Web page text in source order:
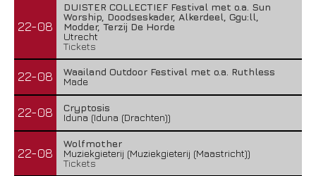
22-08
DUISTER COLLECTIEF Festival met o.a. Sun
Worship, Doodseskader, Alkerdeel, Ggu:ll,
Modder, Terzij De Horde
Utrecht
Tickets
22-08
Waailand Outdoor Festival met o.a. Ruthless
Made
22-08
Cryptosis
Iduna (Iduna (Drachten))
22-08
Wolfmother
Muziekgieterij (Muziekgieterij (Maastricht))
Tickets